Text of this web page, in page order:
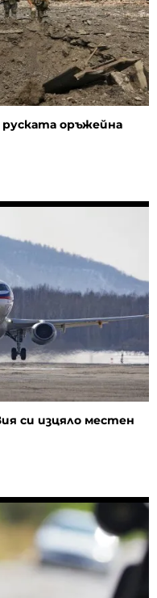
оръжейна
си изцяло местен